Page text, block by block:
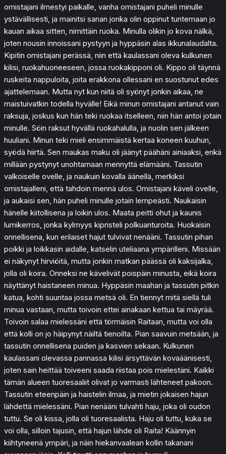
omistajani ilmestyi paikalle, vanha omistajani puheli minulle
ystävällisesti, ja mainitsi sanan jonka olin oppinut tuntemaan jo
kauan aikaa sitten, nimittäin ruoka. Minulla olikin jo kova nälkä,
joten nousin innoissani pystyyn ja hyppäsin alas ikkunalaudalta.
Kipitin omistajani perässä, niin että kaulassani oleva kulkunen
kilisi, ruokahuoneeseen, jossa ruokakipponi oli. Kippo oli täynnä
ruskeita nappuloita, joita erakkona ollessani en suostunut edes
ajattelemaan. Mutta nyt kun niitä oli syönyt jonkin aikaa, ne
maistuivatkin todella hyvälle! Eikä minun omistajani antanut vain
raksuja, joskus kun hän teki ruokaa itselleen, niin hän antoi jotain
minulle. Söin raksut hyvällä ruokahalulla, ja nuolin sen jälkeen
huuliani. Minun teki mieli ensimmäistä kertaa koneen kuuhun,
syödä hiirtä. Sen maukas maku oli jäänyt päähäni ainiaaksi, enkä
millään pystynyt unohtamaan mennyttä elämääni. Tassutin
valkoiselle ovelle, ja naukuin kovalla äänellä, merkiksi
omistajalleni, että tahdoin mennä ulos. Omistajani käveli ovelle,
ja aukaisi sen, hän puheli minulle jotain lempeästi. Naukaisin
hänelle kiitollisena ja loikin ulos. Maata peitti ohut ja kaunis
lumikerros, jonka kylmyys kipristeli polkuanturoita. Huokaisin
onnellisena, kun erilaiset hajut tulvivat nenääni. Tassutin pihan
poikki ja loikkasin aidalle, katselin uteliaana ympärilleni. Missään
ei näkynyt hirviöitä, mutta jonkin matkan päässä oli kaksijalka,
jolla oli koira. Onneksi ne kävelivät poispäin minusta, eikä koira
näyttänyt haistaneen minua. Hyppäsin maahan ja tassutin pitkin
katua, kohti suuntaa jossa metsä oli. En tiennyt mitä siellä tuli
minua vastaan, mutta toivoin ettei ainakaan kettua tai mäyrää.
Toivoin salaa mielessäni että törmäisin Raitaan, mutta voi olla
että kolli on jo häipynyt näiltä tienoilta. Pian saavuin metsään, ja
tassutin onnellisena puiden ja kasvien sekaan. Kulkunen
kaulassani olevassa pannassa kilisi ärsyttävän kovaäänisesti,
joten sain heittää toiveeni saada riistaa pois mielestäni. Kaikki
tämän alueen tuoresaaliit olivat jo varmasti lähteneet pakoon.
Tassutin eteenpäin ja haistelin ilmaa, ja mietin jokaisen hajun
lähdettä mielessäni. Pian nenääni tulvahti haju, joka oli oudon
tuttu. Se oli kissa, jolla oli tuoresaalista. Haju oli tuttu, kuka se
voi olla, silloin tajusin, että hajun lähde oli Raita! Käännyin
kiihtyneenä ympäri, ja näin hiekanvaalean kollin takanani